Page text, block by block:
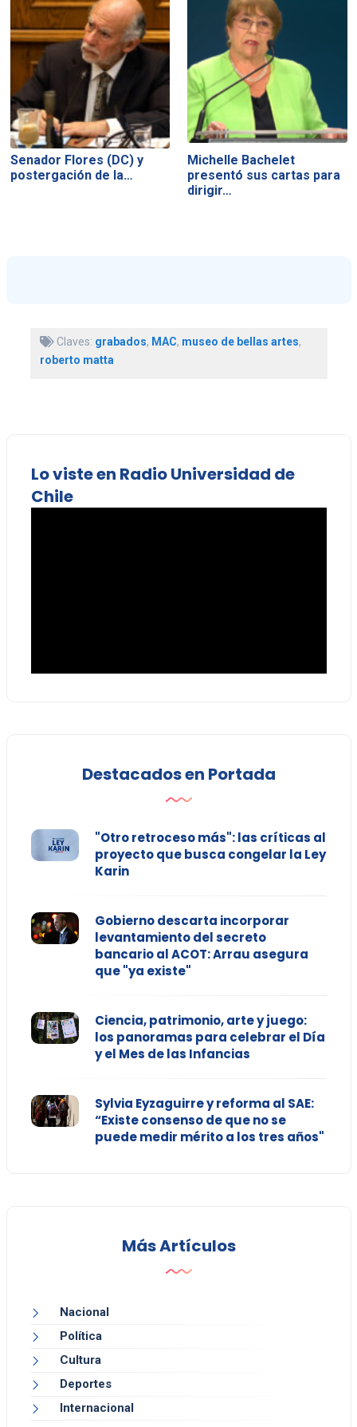
Senador Flores (DC) y
postergación de la…
Michelle Bachelet
presentó sus cartas para
dirigir…
Claves: grabados, MAC, museo de bellas artes,
roberto matta
Lo viste en Radio Universidad de
Chile
Destacados en Portada
"Otro retroceso más": las críticas al
proyecto que busca congelar la Ley
Karin
Gobierno descarta incorporar
levantamiento del secreto
bancario al ACOT: Arrau asegura
que "ya existe"
Ciencia, patrimonio, arte y juego:
los panoramas para celebrar el Día
y el Mes de las Infancias
Sylvia Eyzaguirre y reforma al SAE:
“Existe consenso de que no se
puede medir mérito a los tres años"
Más Artículos
Nacional
Política
Cultura
Deportes
Internacional